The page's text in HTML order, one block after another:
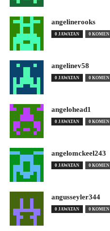
angelinerooks
0 JAWATAN 0 KOMEN
angelinev58
0 JAWATAN 0 KOMEN
angelohead1
0 JAWATAN 0 KOMEN
angelomckeel243
0 JAWATAN 0 KOMEN
angusseyler344
0 JAWATAN 0 KOMEN